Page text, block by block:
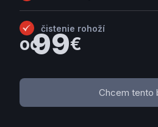
čistenie rohoží
od99€
Chcem tento